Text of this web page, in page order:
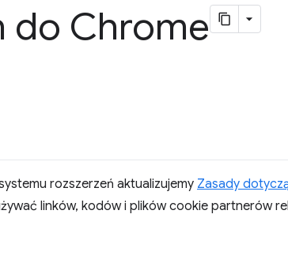
do Chrome
rozszerzeń aktualizujemy Zasady
linków, kodów i plików cookie partnerów